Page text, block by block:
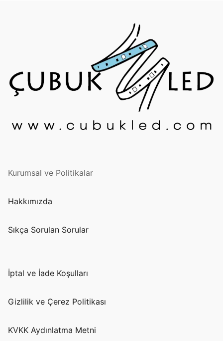
Kurumsal ve Politikalar
Hakkımızda
Sıkça Sorulan Sorular
İptal ve İade Koşulları
Gizlilik ve Çerez Politikası
KVKK Aydınlatma Metni